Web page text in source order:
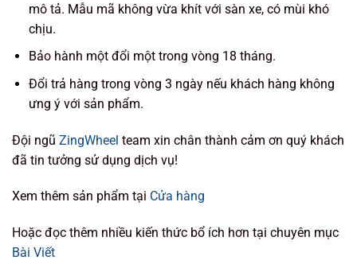
mô tả. Mẫu mã không vừa khít với sàn xe, có mùi khó
chịu.
Bảo hành một đổi một trong vòng 18 tháng.
Đổi trả hàng trong vòng 3 ngày nếu khách hàng không
ưng ý với sản phẩm.
Đội ngũ ZingWheel team xin chân thành cảm ơn quý khách
đã tin tưởng sử dụng dịch vụ!
Xem thêm sản phẩm tại Cửa hàng
Hoặc đọc thêm nhiều kiến thức bổ ích hơn tại chuyên mục
Bài Viết